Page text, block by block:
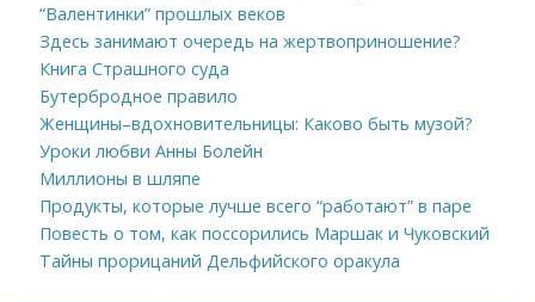
“Валентинки” прошлых веков
Здесь занимают очередь на жертвоприношение?
Книга Страшного суда
Бутербродное правило
Женщины–вдохновительницы: Каково быть музой?
Уроки любви Анны Болейн
Миллионы в шляпе
Продукты, которые лучше всего “работают” в паре
Повесть о том, как поссорились Маршак и Чуковский
Тайны прорицаний Дельфийского оракула